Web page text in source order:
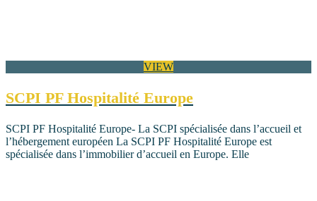
VIEW
SCPI PF Hospitalité Europe
SCPI PF Hospitalité Europe- La SCPI spécialisée dans l’accueil et
l’hébergement européen La SCPI PF Hospitalité Europe est
spécialisée dans l’immobilier d’accueil en Europe. Elle